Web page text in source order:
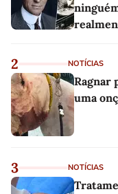
2 NOTÍCIAS
Ragnar
uma
3 NOTÍCIAS